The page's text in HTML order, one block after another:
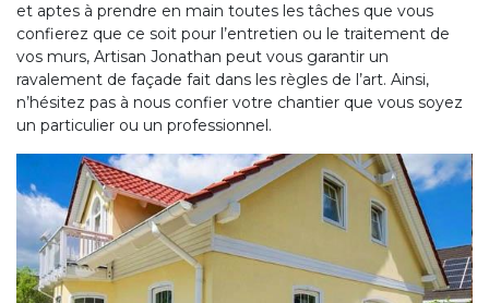
et aptes à prendre en main toutes les tâches que vous
confierez que ce soit pour l’entretien ou le traitement de
vos murs, Artisan Jonathan peut vous garantir un
ravalement de façade fait dans les règles de l’art. Ainsi,
n’hésitez pas à nous confier votre chantier que vous soyez
un particulier ou un professionnel.